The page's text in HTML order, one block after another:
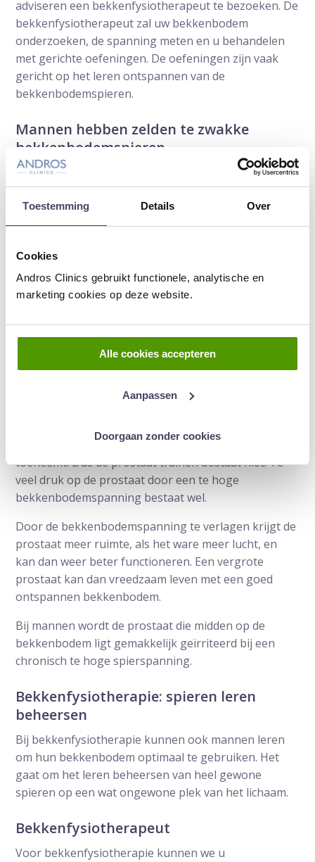
Toestemming Details Over
Cookies
Andros Clinics gebruikt functionele, analytische en
marketing cookies op deze website.
Alle cookies accepteren
Aanpassen
Doorgaan zonder cookies
adviseren een bekkenfysiotherapeut te bezoeken. De
bekkenfysiotherapeut zal uw bekkenbodem
onderzoeken, de spanning meten en u behandelen
met gerichte oefeningen. De oefeningen zijn vaak
gericht op het leren ontspannen van de
bekkenbodemspieren.
Mannen hebben zelden te zwakke
bekkenbodemspieren
Mannen hebben zelden zomaar te zwakke
bekkenbodemspieren of verzakkingen, tenzij er
sprake is van ziekte of een trauma door ongeval of
een operatie. In tegenstelling tot vrouwen, die door
zwangerschappen wel een slappere bekkenbodem
kunnen krijgen. Zomaar gaan trainen voor sterke
bekkenbodemspieren heeft voor mannen dus vaak
Prostaat trainen kan niet, bekkenbodem
wel
Het is niet mogelijk om de prostaat te trainen om
vergrote prostaat de spanning in de bekkenbodem
toeneemt. Dus de prostaat trainen bestaat niet. Te
veel druk op de prostaat door een te hoge
bekkenbodemspanning bestaat wel.
Door de bekkenbodemspanning te verlagen krijgt de
prostaat meer ruimte, als het ware meer lucht, en
kan dan weer beter functioneren. Een vergrote
prostaat kan dan vreedzaam leven met een goed
ontspannen bekkenbodem.
Bij mannen wordt de prostaat die midden op de
bekkenbodem ligt gemakkelijk geïrriteerd bij een
chronisch te hoge spierspanning.
Bekkenfysiotherapie: spieren leren
beheersen
Bij bekkenfysiotherapie kunnen ook mannen leren
om hun bekkenbodem optimaal te gebruiken. Het
gaat om het leren beheersen van heel gewone
spieren op een wat ongewone plek van het lichaam.
Bekkenfysiotherapeut
Voor bekkenfysiotherapie kunnen we u